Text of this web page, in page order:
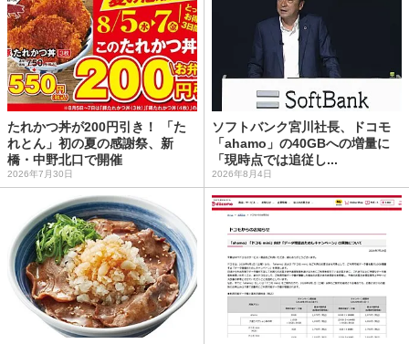
たれかつ丼が200円引き！ 「た
れとん」初の夏の感謝祭、新
橋・中野北口で開催
2026年7月30日
ソフトバンク宮川社長、ドコモ
「ahamo」の40GBへの増量に
「現時点では追従し...
2026年8月4日